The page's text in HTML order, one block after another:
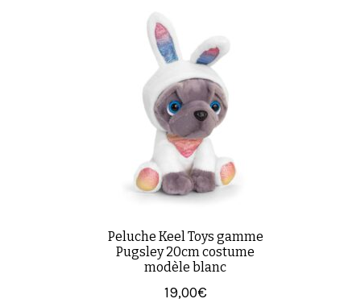
Peluche Keel Toys gamme
Pugsley 20cm costume
modèle blanc
19,00€